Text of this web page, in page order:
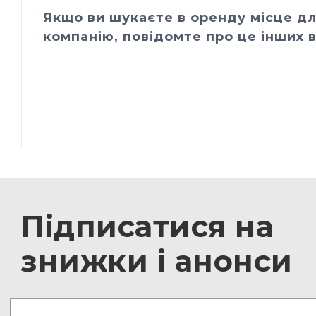
Якщо ви шукаєте в оренду місце
компанію, повідомте про це інших
Підписатися на
знижки і анонси